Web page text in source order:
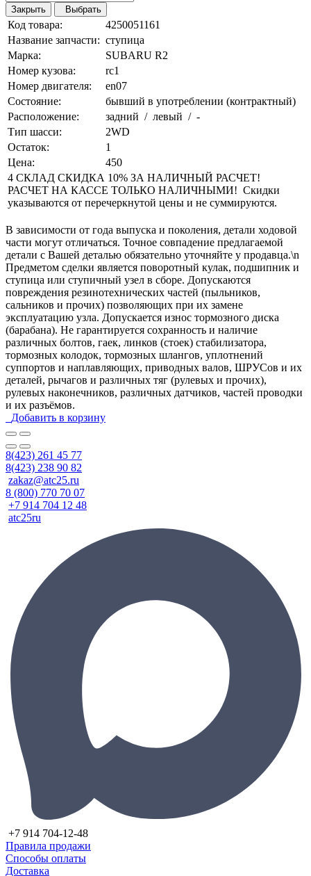
Закрыть Выбрать
Код товара:
4250051161
Название запчасти: ступица
Марка:
SUBARU R2
Номер кузова:
rc1
Номер двигателя:
en07
Состояние:
бывший в употреблении (контрактный)
Расположение:
задний / левый / -
Тип шасси:
2WD
Остаток:
1
Цена:
450
4 СКЛАД СКИДКА 10% ЗА НАЛИЧНЫЙ РАСЧЕТ!
РАСЧЕТ НА КАССЕ ТОЛЬКО НАЛИЧНЫМИ! Скидки
указываются от перечеркнутой цены и не суммируются.
В зависимости от года выпуска и поколения, детали ходовой
части могут отличаться. Точное совпадение предлагаемой
детали с Вашей деталью обязательно уточняйте у продавца.\n
Предметом сделки является поворотный кулак, подшипник и
ступица или ступичный узел в сборе. Допускаются
повреждения резинотехнических частей (пыльников,
сальников и прочих) позволяющих при их замене
эксплуатацию узла. Допускается износ тормозного диска
(барабана). Не гарантируется сохранность и наличие
различных болтов, гаек, линков (стоек) стабилизатора,
тормозных колодок, тормозных шлангов, уплотнений
суппортов и наплавляющих, приводных валов, ШРУСов и их
деталей, рычагов и различных тяг (рулевых и прочих),
рулевых наконечников, различных датчиков, частей проводки
и их разъёмов.
Добавить в корзину
8(423) 261 45 77
8(423) 238 90 82
zakaz@atc25.ru
8 (800) 770 70 07
+7 914 704 12 48
atc25ru
+7 914 704-12-48
Правила продажи
Способы оплаты
Доставка